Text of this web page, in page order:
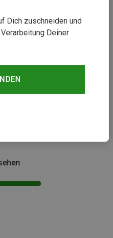
Dich zuschneiden und
Deiner